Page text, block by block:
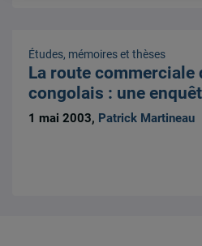
Études, mémoires et thèses
La route commerciale
congolais : une
1 mai 2003, Patrick Martineau